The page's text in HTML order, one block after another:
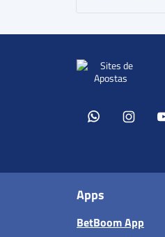
Apps
BetBoom App